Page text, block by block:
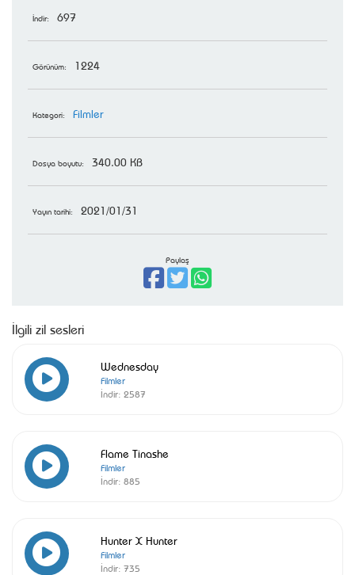
İndir: 697
Görünüm: 1224
Kategori: Filmler
Dosya boyutu: 340.00 KB
Yayın tarihi: 2021/01/31
Paylaş
İlgili zil sesleri
Wednesday
Filmler
İndir: 2587
Flame Tinashe
Filmler
İndir: 885
Hunter X Hunter
Filmler
İndir: 735